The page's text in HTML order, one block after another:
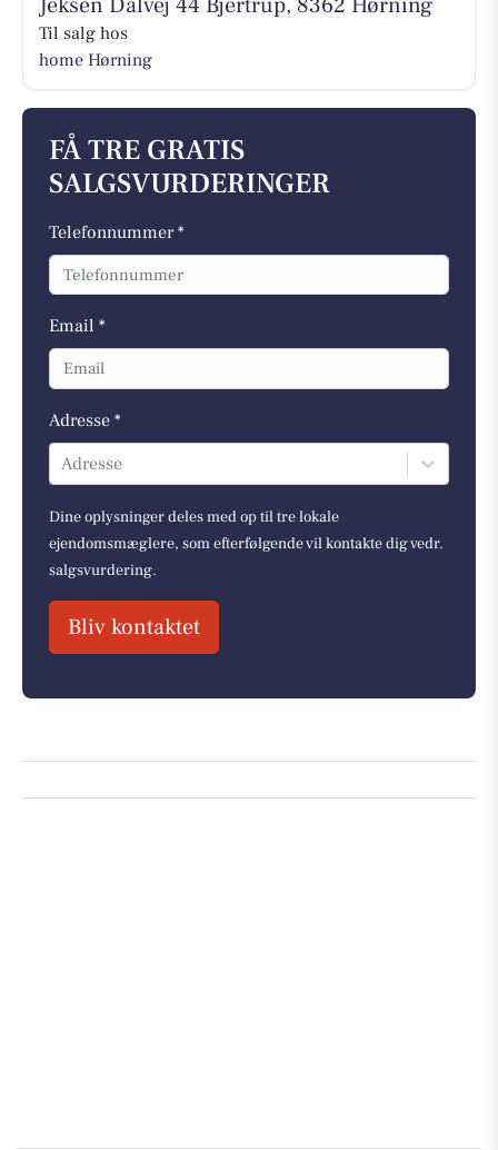
Jeksen Dalvej 44 Bjertrup, 8362 Hørning
Til salg hos
home Hørning
FÅ TRE GRATIS
SALGSVURDERINGER
Telefonnummer *
Email *
Adresse *
Adresse
Dine oplysninger deles med op til tre lokale
ejendomsmæglere, som efterfølgende vil kontakte dig vedr.
salgsvurdering.
Bliv kontaktet